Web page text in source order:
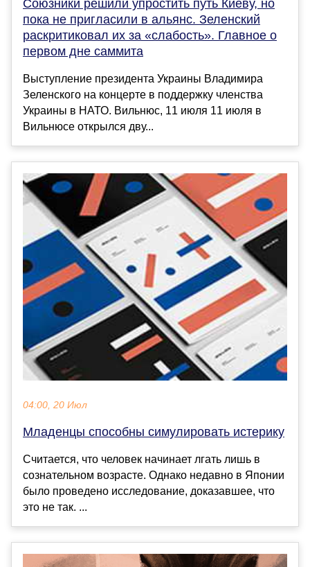
Союзники решили упростить путь Киеву, но
пока не пригласили в альянс. Зеленский
раскритиковал их за «слабость». Главное о
первом дне саммита
Выступление президента Украины Владимира
Зеленского на концерте в поддержку членства
Украины в НАТО. Вильнюс, 11 июля 11 июля в
Вильнюсе открылся дву...
04:00, 20 Июл
Младенцы способны симулировать истерику
Считается, что человек начинает лгать лишь в
сознательном возрасте. Однако недавно в Японии
было проведено исследование, доказавшее, что
это не так. ...